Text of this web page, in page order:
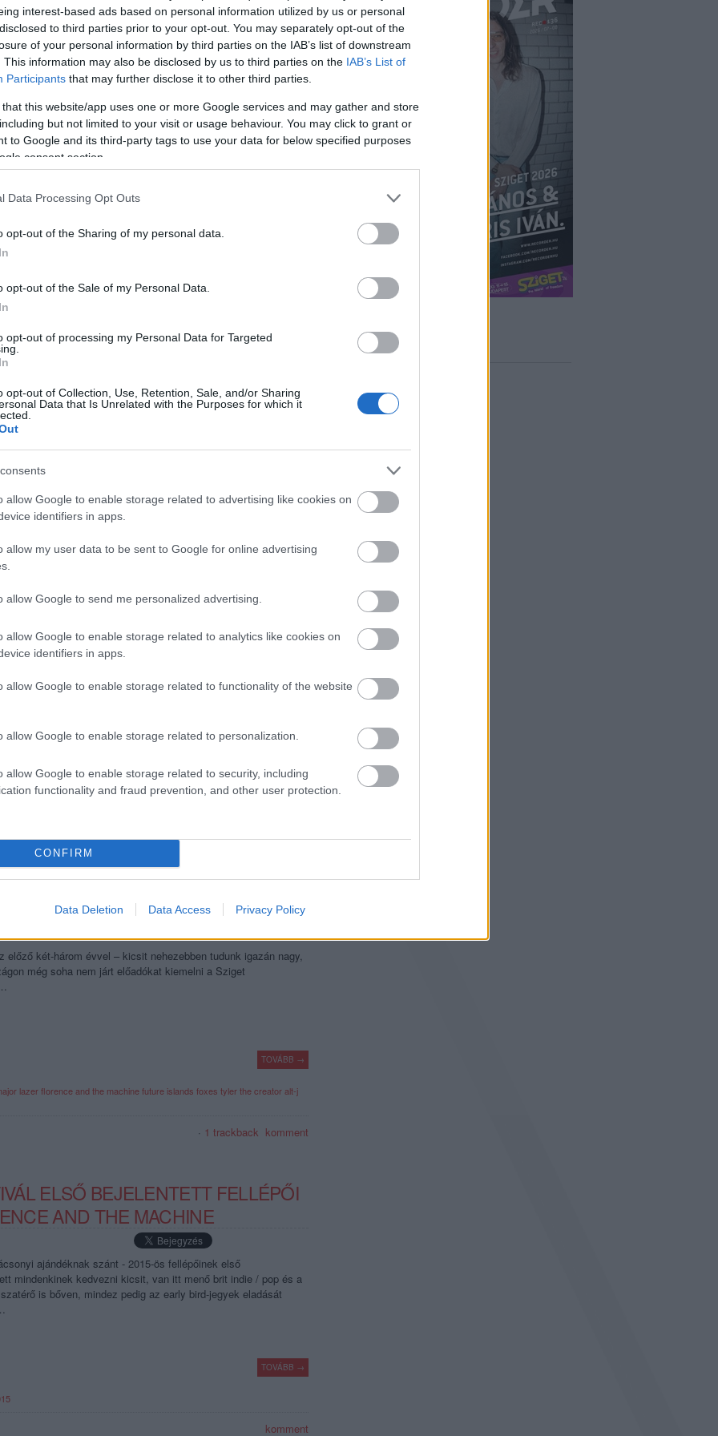
interest-based ads based on personal information utilized by us or personal
to third parties prior to your opt-out. You may separately opt-out of the
of your personal information by third parties on the IAB’s list of downstream
This information may also be disclosed by us to third parties on the IAB’s List of
Participants that may further disclose it to other third parties.
that this website/app uses one or more Google services and may gather and store
but not limited to your visit or usage behaviour. You may click to grant or
to Google and its third-party tags to use your data for below specified purposes
consent section.
Data Processing Opt Outs
opt-out of the Sharing of my personal data.
opt-out of the Sale of my Personal Data.
opt-out of processing my Personal Data for Targeted
opt-out of Collection, Use, Retention, Sale, and/or Sharing
Data that Is Unrelated with the Purposes for which it
allow Google to enable storage related to advertising like cookies on
identifiers in apps.
allow my user data to be sent to Google for online advertising
allow Google to send me personalized advertising.
allow Google to enable storage related to analytics like cookies on
identifiers in apps.
allow Google to enable storage related to functionality of the website
allow Google to enable storage related to personalization.
allow Google to enable storage related to security, including
functionality and fraud prevention, and other user protection.
CONFIRM
Data Deletion Data Access Privacy Policy
komment
JUNGLE-INTERJÚ
táncvideóikat és imidzsüket előtérbe helyező, valójában a két
Watson és Tom McFarland duójaként létrejött Jungle bő
robbant be az angol zenei életbe. A zenekar most a Szigetre
ÖS SZIGETEN
2015-ös Sziget fesztivál, és a tavalyihoz hasonlóan
hiszen idén kétszer is megdőlt a napi látogatószám-rekord és
TOVÁBB →
– SZIGET 2015
előző két-három évvel – kicsit nehezebben tudunk igazán nagy,
még soha nem járt előadókat kiemelni a Sziget
TOVÁBB →
lazerflorence and the machinefuture islands foxes tyler the creatoralt-j
· 1 trackback komment
ELSŐ BEJELENTETT FELLÉPŐI
AND THE MACHINE
ajándéknak szánt - 2015-ös fellépőinek első
mindenkinek kedvezni kicsit, van itt menő brit indie / pop és a
is bőven, mindez pedig az early bird-jegyek eladását
TOVÁBB →
komment
BELÉPÉS